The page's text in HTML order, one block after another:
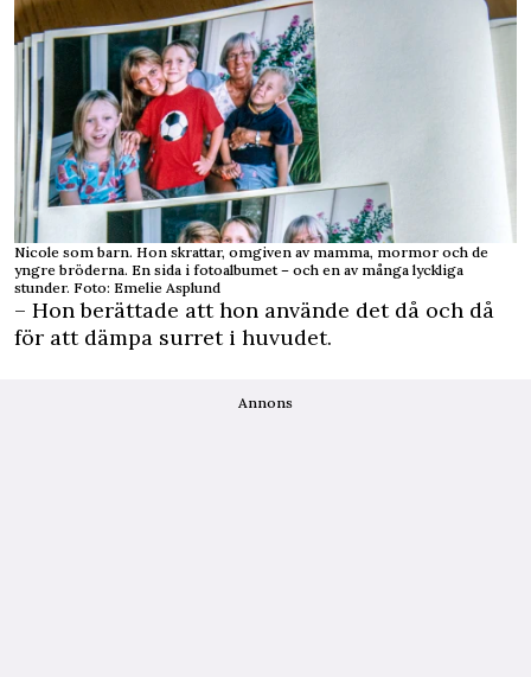
Nicole som barn. Hon skrattar, omgiven av mamma, mormor och de
yngre bröderna. En sida i fotoalbumet – och en av många lyckliga
stunder. Foto: Emelie Asplund
– Hon berättade att hon använde det då och då
för att dämpa surret i huvudet.
Annons